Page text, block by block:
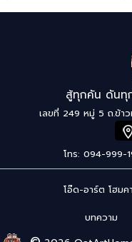
สู้ทุกคัน ดันทุ
เลขที่ 249 หมู่ 5 ถ.ข้า
โทร: 094-999-
โอ๊ด-อาร์ต โฮมค
บทความ